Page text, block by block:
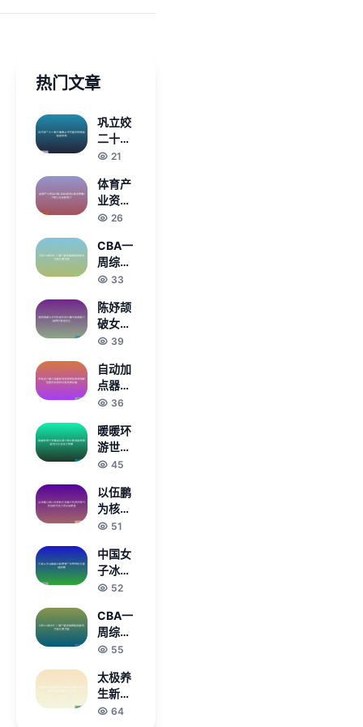
热门文章
巩立姣
二十一
载不懈
实现梦
想铸就
辉煌传
21
体育产
业资本
回暖 驱
运营与
赛事IP
成为发
点
26
CBA一
周综述
上海广
表现提
前锁定
季后赛
33
陈妤颉
破女子
200米
年纪录
展现中
国田径
采
39
自动加
点器全
面解析
游戏养
成策略
指南实
分享与
进阶篇
36
暖暖环
游世界
泰国区
幻旅程
服饰搭
配与文
全攻略
45
以伍鹏
为核心
探索时
中的责
任担当
与创新
路发展
愿景
51
中国女
子冰球
职业联
站齐齐
哈尔激
情开赛
52
CBA一
周综述
上海广
表现提
前锁定
季后赛
55
太极养
生新境
界聚焦
64